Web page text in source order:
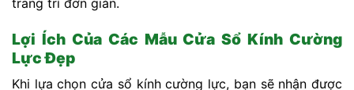
trang trí đơn giản.
Lợi Ích Của Các Mẫu Cửa Sổ Kính Cường
Lực Đẹp
Khi lựa chọn cửa sổ kính cường lực, bạn sẽ nhận được